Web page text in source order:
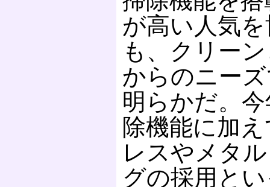
が高い人気
も、クリー
からのニー
明らかだ。
除機能に加
レスやメタ
グの採用と